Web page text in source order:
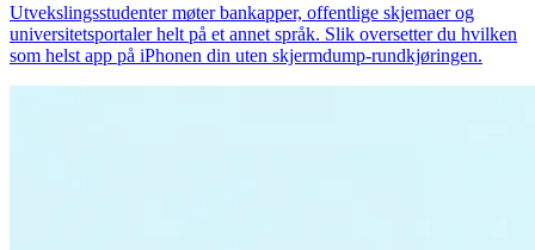
Utvekslingsstudenter møter bankapper, offentlige skjemaer og
universitetsportaler helt på et annet språk. Slik oversetter du hvilken
som helst app på iPhonen din uten skjermdump-rundkjøringen.